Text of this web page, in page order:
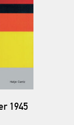
1945